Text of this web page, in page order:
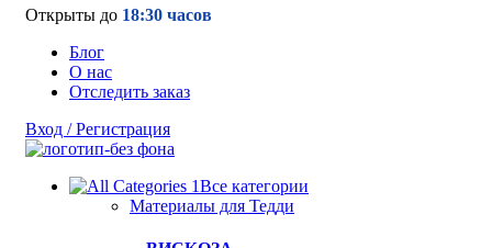
Открыты до 18:30 часов
Блог
О нас
Отследить заказ
Вход / Регистрация
Все категории
Материалы для Тедди